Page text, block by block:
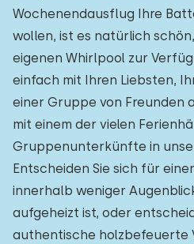
Wochenendausflug Ihre
wollen, ist es natürlich
eigenen Whirlpool zur
einfach mit Ihren Liebsten,
einer Gruppe von Freunden
mit einem der vielen
Gruppenunterkünfte in
Entscheiden Sie sich für
innerhalb weniger
aufgeheizt ist, oder
authentische holzbefeuerte